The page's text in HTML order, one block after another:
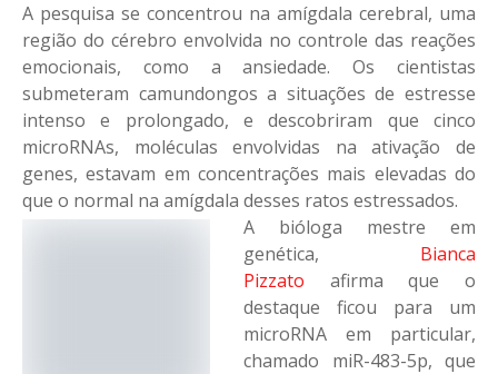
A pesquisa se concentrou na amígdala cerebral, uma
região do cérebro envolvida no controle das reações
emocionais, como a ansiedade. Os cientistas
submeteram camundongos a situações de estresse
intenso e prolongado, e descobriram que cinco
microRNAs, moléculas envolvidas na ativação de
genes, estavam em concentrações mais elevadas do
que o normal na amígdala desses ratos estressados.
A bióloga mestre em
genética, Bianca
Pizzato afirma que o
destaque ficou para um
microRNA em particular,
chamado miR-483-5p, que